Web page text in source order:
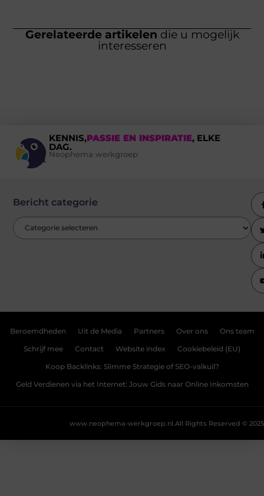
Gerelateerde artikelen die u mogelijk
interesseren
KENNIS,PASSIE EN INSPIRATIE, ELKE
DAG.
Neophema werkgroep
Bericht categorie
Beroemdheden Uit de Media Partners Over ons Ons team
Schrijf mee Contact Website index Cookiebeleid (EU)
Koop Backlinks: Slimme Strategie of SEO-valkuil?
Geld Verdienen via het Internet: Jouw Gids naar Online Inkomsten
All Rights Reserved © 2025
www.neophema-werkgroep.nl.